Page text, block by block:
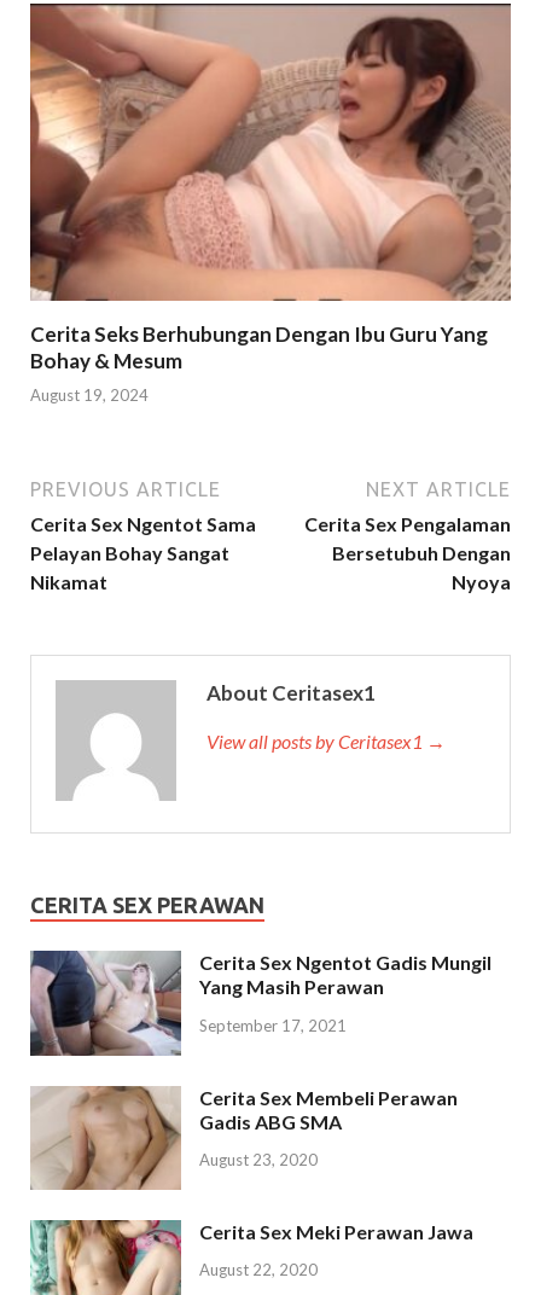
Cerita Seks Berhubungan Dengan Ibu Guru Yang
Bohay & Mesum
August 19, 2024
PREVIOUS ARTICLE
Cerita Sex Ngentot Sama
Pelayan Bohay Sangat
Nikamat
NEXT ARTICLE
Cerita Sex Pengalaman
Bersetubuh Dengan
Nyoya
About Ceritasex1
View all posts by Ceritasex1 →
CERITA SEX PERAWAN
Cerita Sex Ngentot Gadis Mungil
Yang Masih Perawan
September 17, 2021
Cerita Sex Membeli Perawan
Gadis ABG SMA
August 23, 2020
Cerita Sex Meki Perawan Jawa
August 22, 2020